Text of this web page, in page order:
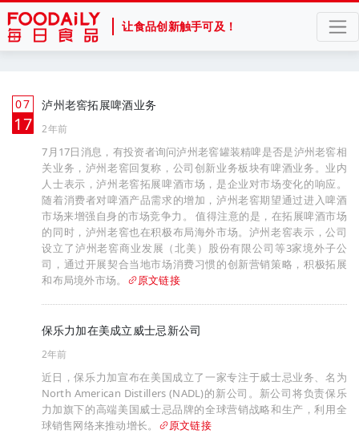
让食品创新触手可及！
07
月
17
泸州老窖拓展啤酒业务
2年前
7月17日消息，有投资者询问泸州老窖罐装精啤是否是泸州老窖相
关业务，泸州老窖回复称，公司创新业务板块有啤酒业务。业内
人士表示，泸州老窖拓展啤酒市场，是企业对市场变化的响应。
随着消费者对啤酒产品需求的增加，泸州老窖期望通过进入啤酒
市场来增强自身的市场竞争力。 值得注意的是，在拓展啤酒市场
的同时，泸州老窖也在积极布局海外市场。泸州老窖表示，公司
设立了泸州老窖商业发展（北美）股份有限公司等3家境外子公
司，通过开展契合当地市场消费习惯的创新营销策略，积极拓展
和布局境外市场。
原文链接
保乐力加在美成立威士忌新公司
2年前
近日，保乐力加宣布在美国成立了一家专注于威士忌业务、名为
North American Distillers (NADL)的新公司。新公司将负责保乐
力加旗下的高端美国威士忌品牌的全球营销战略和生产，利用全
球销售网络来推动增长。
原文链接